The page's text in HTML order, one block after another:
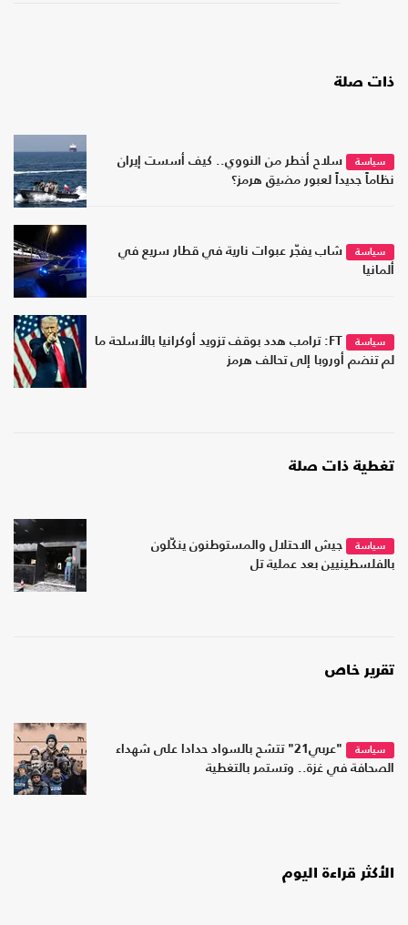
ذات صلة
سياسة
سلاح أخطر من النووي.. كيف أسست إيران
نظاماً جديداً لعبور مضيق هرمز؟
سياسة
شاب يفجّر عبوات نارية في قطار سريع في
ألمانيا
سياسة
FT: ترامب هدد بوقف تزويد أوكرانيا بالأسلحة ما
لم تنضم أوروبا إلى تحالف هرمز
تغطية ذات صلة
سياسة
جيش الاحتلال والمستوطنون ينكّلون
بالفلسطينيين بعد عملية تل
تقرير خاص
سياسة
"عربي21" تتشح بالسواد حدادا على شهداء
الصحافة في غزة.. وتستمر بالتغطية
الأكثر قراءة اليوم